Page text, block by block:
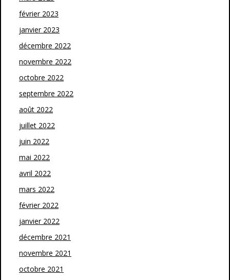
février 2023
janvier 2023
décembre 2022
novembre 2022
octobre 2022
septembre 2022
août 2022
juillet 2022
juin 2022
mai 2022
avril 2022
mars 2022
février 2022
janvier 2022
décembre 2021
novembre 2021
octobre 2021